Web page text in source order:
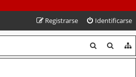
Identificarse
Registrarse
u
u